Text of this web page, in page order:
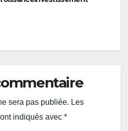
sera pas publiée. Les
indiqués avec *